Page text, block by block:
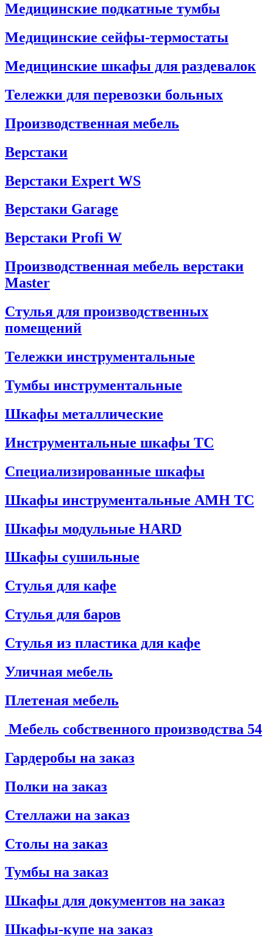
Медицинские подкатные тумбы
Медицинские сейфы-термостаты
Медицинские шкафы для раздевалок
Тележки для перевозки больных
Производственная мебель
Верстаки
Верстаки Expert WS
Верстаки Garage
Верстаки Profi W
Производственная мебель верстаки
Master
Стулья для производственных
помещений
Тележки инструментальные
Тумбы инструментальные
Шкафы металлические
Инструментальные шкафы ТС
Специализированные шкафы
Шкафы инструментальные АМН ТС
Шкафы модульные HARD
Шкафы сушильные
Стулья для кафе
Стулья для баров
Стулья из пластика для кафе
Уличная мебель
Плетеная мебель
Мебель собственного производства 54
Гардеробы на заказ
Полки на заказ
Стеллажи на заказ
Столы на заказ
Тумбы на заказ
Шкафы для документов на заказ
Шкафы-купе на заказ